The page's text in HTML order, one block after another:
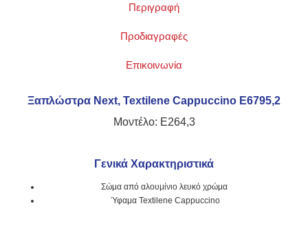
Περιγραφή
Προδιαγραφές
Επικοινωνία
Ξαπλώστρα Next, Textilene Cappuccino Ε6795,2
Μοντέλο: Ε264,3
Γενικά Χαρακτηριστικά
Σώμα από αλουμίνιο λευκό χρώμα
Ύφαμα Textilene Cappuccino